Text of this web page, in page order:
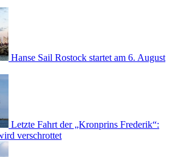
Hanse Sail Rostock startet am 6. August
Letzte Fahrt der „Kronprins Frederik“:
verschrottet